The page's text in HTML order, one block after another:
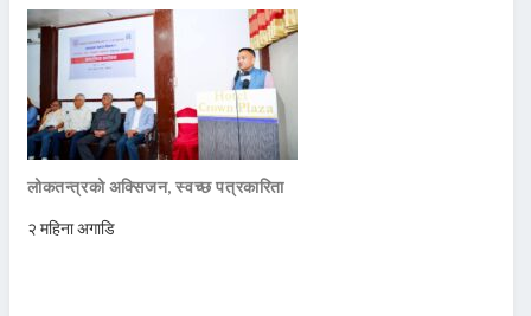
लोकतन्त्रको अक्सिजन, स्वच्छ पत्रकारिता
२ महिना अगाडि